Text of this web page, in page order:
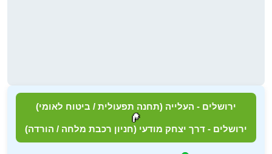
ירושלים - העלייה (תחנה תפעולית / ביטוח לאומי)
ירושלים - דרך יצחק מודעי (חניון רכבת מלחה / הורדה)